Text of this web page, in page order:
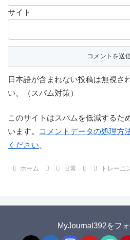
サイト
日本語が含まれない投稿は無視さ
い。（スパム対策）
このサイトはスパムを低減するた
います。
コメントデータの処理方
ください。
ホーム 日常 トレーニ
MyJournal392をフ